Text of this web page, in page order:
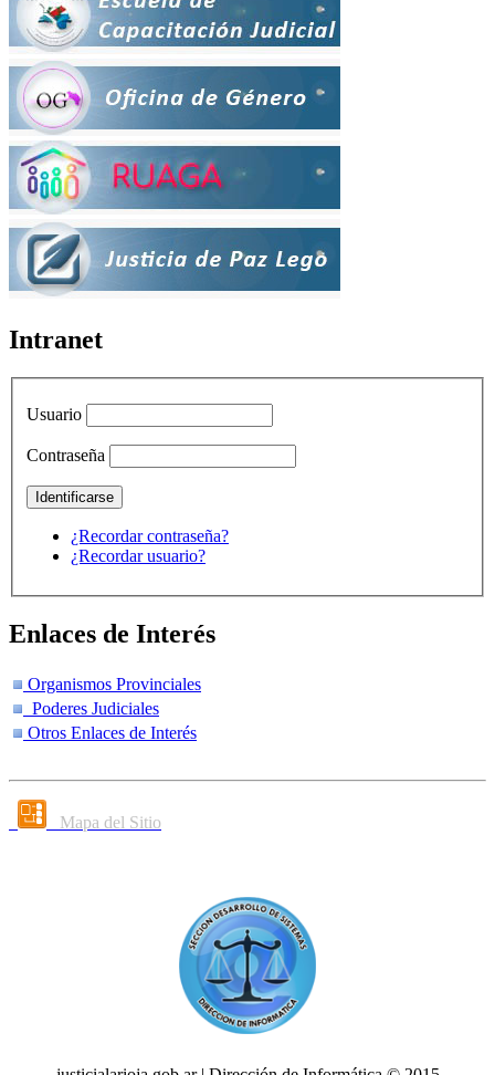
Intranet
Usuario
Contraseña
¿Recordar contraseña?
¿Recordar usuario?
Enlaces de Interés
Organismos Provinciales
Poderes Judiciales
Otros Enlaces de Interés
Mapa del Sitio